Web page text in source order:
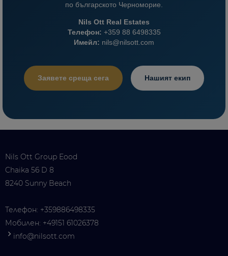
по българското Черноморие.
Nils Ott Real Estates
Телефон: +359 88 6498335
Имейл: nils@nilsott.com
Заявете среща сега Нашият екип
Nils Ott Group Eood
Chaika 56 D 8
8240 Sunny Beach
Телефон: +359886498335
Мобилен: +49151 61026378
info@nilsott.com